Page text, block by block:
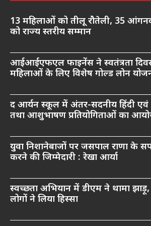
13 महिलाओं को तीलू रौतेली, 35
को राज्य स्तरीय सम्मान
आईआईएफएल फाइनेंस ने स्वतंत्रता
महिलाओं के लिए विशेष गोल्ड लोन
द आर्यन स्कूल में अंतर-सदनीय हिंदी एवं
तथा आशुभाषण प्रतियोगिताओं का
युवा निशानेबाजों पर जसपाल राणा के
करने की जिम्मेदारी : रेखा आर्या
स्वच्छता अभियान में डीएम ने थामा
लोगों ने लिया हिस्सा